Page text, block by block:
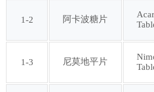
第十七批 第
第十九批 第
1-2 阿卡波糖片
1-3 尼莫地平片